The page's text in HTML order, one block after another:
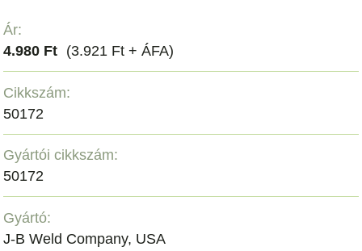
Ár:
4.980 Ft (3.921 Ft + ÁFA)
Cikkszám:
50172
Gyártói cikkszám:
50172
Gyártó:
J-B Weld Company, USA